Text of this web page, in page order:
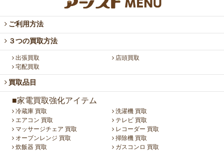
ご利用方法
３つの買取方法
出張買取
店頭買取
宅配買取
買取品目
■家電買取強化アイテム
冷蔵庫 買取
洗濯機 買取
エアコン 買取
テレビ 買取
マッサージチェア 買取
レコーダー 買取
オーブンレンジ 買取
掃除機 買取
炊飯器 買取
ガスコンロ 買取